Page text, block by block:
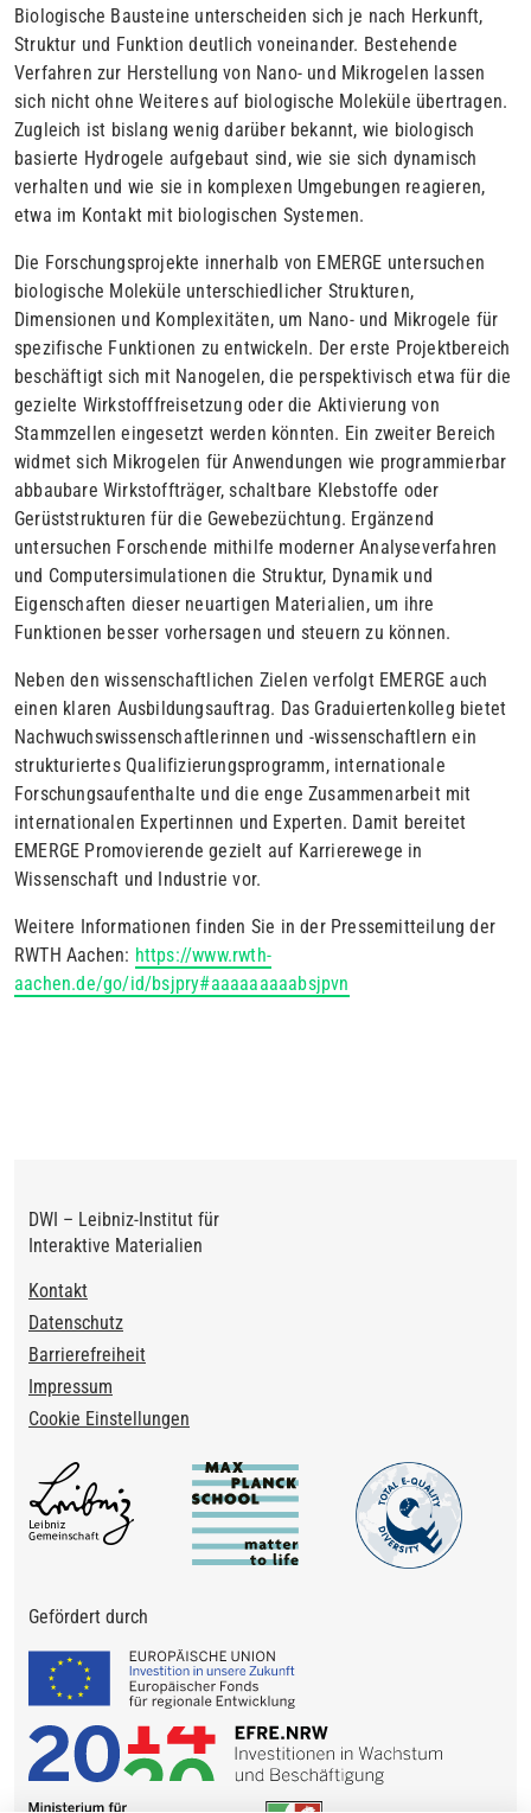
Biologische Bausteine unterscheiden sich je nach Herkunft,
Struktur und Funktion deutlich voneinander. Bestehende
Verfahren zur Herstellung von Nano- und Mikrogelen lassen
sich nicht ohne Weiteres auf biologische Moleküle übertragen.
Zugleich ist bislang wenig darüber bekannt, wie biologisch
basierte Hydrogele aufgebaut sind, wie sie sich dynamisch
verhalten und wie sie in komplexen Umgebungen reagieren,
etwa im Kontakt mit biologischen Systemen.
Die Forschungsprojekte innerhalb von EMERGE untersuchen
biologische Moleküle unterschiedlicher Strukturen,
Dimensionen und Komplexitäten, um Nano- und Mikrogele für
spezifische Funktionen zu entwickeln. Der erste Projektbereich
beschäftigt sich mit Nanogelen, die perspektivisch etwa für die
gezielte Wirkstofffreisetzung oder die Aktivierung von
Stammzellen eingesetzt werden könnten. Ein zweiter Bereich
widmet sich Mikrogelen für Anwendungen wie programmierbar
abbaubare Wirkstoffträger, schaltbare Klebstoffe oder
Gerüststrukturen für die Gewebezüchtung. Ergänzend
untersuchen Forschende mithilfe moderner Analyseverfahren
und Computersimulationen die Struktur, Dynamik und
Eigenschaften dieser neuartigen Materialien, um ihre
Funktionen besser vorhersagen und steuern zu können.
Neben den wissenschaftlichen Zielen verfolgt EMERGE auch
einen klaren Ausbildungsauftrag. Das Graduiertenkolleg bietet
Nachwuchswissenschaftlerinnen und -wissenschaftlern ein
strukturiertes Qualifizierungsprogramm, internationale
Forschungsaufenthalte und die enge Zusammenarbeit mit
internationalen Expertinnen und Experten. Damit bereitet
EMERGE Promovierende gezielt auf Karrierewege in
Wissenschaft und Industrie vor.
Weitere Informationen finden Sie in der Pressemitteilung der
RWTH Aachen: https://www.rwth-
aachen.de/go/id/bsjpry#aaaaaaaaabsjpvn
DWI – Leibniz-Institut für
Interaktive Materialien
Footer
Kontakt
Datenschutz
Barrierefreiheit
Impressum
Cookie Einstellungen
Gefördert durch